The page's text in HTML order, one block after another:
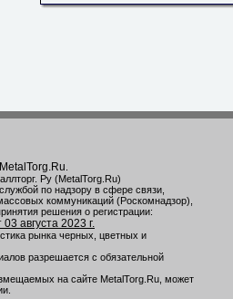
Ру (MetalTorg.Ru)
по надзору в сфере связи,
коммуникаций (Роскомнадзор),
решения о регистрации:
августа 2023 г.
рынка черных, цветных и
разрешается с обязательной
на сайте MetalTorg.Ru, может